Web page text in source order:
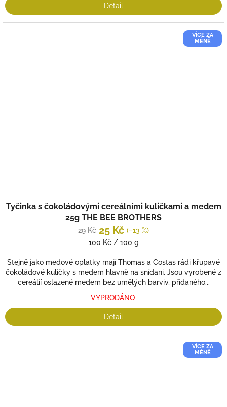
Detail
VÍCE ZA
MÉNĚ
Tyčinka s čokoládovými cereálními kuličkami a medem
25g THE BEE BROTHERS
29 Kč 25 Kč (–13 %)
Měrná
100 Kč / 100 g
Stejně jako medové oplatky mají Thomas a Costas rádi křupavé
čokoládové kuličky s medem hlavně na snídani. Jsou vyrobené z
cereálií oslazené medem bez umělých barviv, přidaného...
VYPRODÁNO
Detail
VÍCE ZA
MÉNĚ